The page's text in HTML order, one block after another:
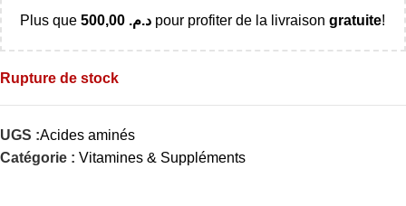
Plus que د.م. pour profiter de la livraison gratuite!
Rupture de stock
UGS :Acides aminés
Catégorie : Vitamines & Suppléments